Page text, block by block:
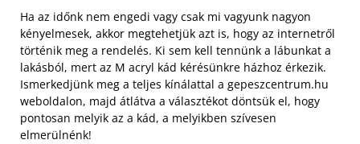
Ha az időnk nem engedi vagy csak mi vagyunk nagyon
kényelmesek, akkor megtehetjük azt is, hogy az internetről
történik meg a rendelés. Ki sem kell tennünk a lábunkat a
lakásból, mert az M acryl kád kérésünkre házhoz érkezik.
Ismerkedjünk meg a teljes kínálattal a gepeszcentrum.hu
weboldalon, majd átlátva a választékot döntsük el, hogy
pontosan melyik az a kád, a melyikben szívesen
elmerülnénk!